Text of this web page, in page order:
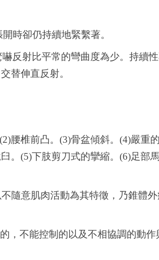
時卻仍持續地緊繫著。
反射比平常的彎曲度為少。持續
替伸直反射。
腰椎前凸。(3)骨盆傾斜。(4)嚴重
。(5)下肢剪刀式的攣縮。(6)足部
隨意肌肉活動為其特徵，乃錐體
，不能控制的以及不相協調的動作